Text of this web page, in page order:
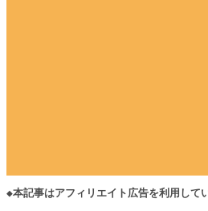
◆本記事はアフィリエイト広告を利用して